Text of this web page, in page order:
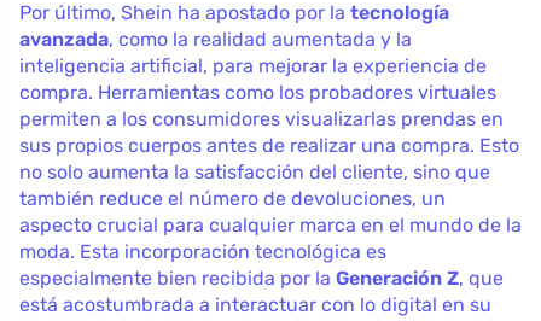
Por último, Shein ha apostado por la tecnología
avanzada, como la realidad aumentada y la
inteligencia artificial, para mejorar la experiencia de
compra. Herramientas como los probadores virtuales
permiten a los consumidores visualizarlas prendas en
sus propios cuerpos antes de realizar una compra. Esto
no solo aumenta la satisfacción del cliente, sino que
también reduce el número de devoluciones, un
aspecto crucial para cualquier marca en el mundo de la
moda. Esta incorporación tecnológica es
especialmente bien recibida por la Generación Z, que
está acostumbrada a interactuar con lo digital en su